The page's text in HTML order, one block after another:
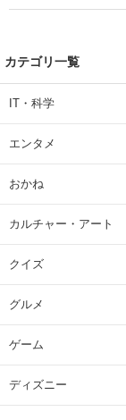
カテゴリ一覧
IT・科学
エンタメ
おかね
カルチャー・アート
クイズ
グルメ
ゲーム
ディズニー